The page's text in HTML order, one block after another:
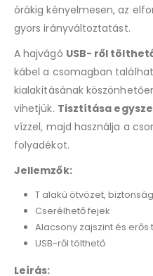
órákig kényelmesen, az
gyors irányváltoztatást.
A hajvágó USB- ről
kábel a csomagban
kialakításának
vihetjük. Tisztítása
vízzel, majd használja a
folyadékot.
Jellemzők:
T alakú ötvözet,
Cserélhető fejek
Alacsony zajszint és
USB-ről tölthető
Leírás: